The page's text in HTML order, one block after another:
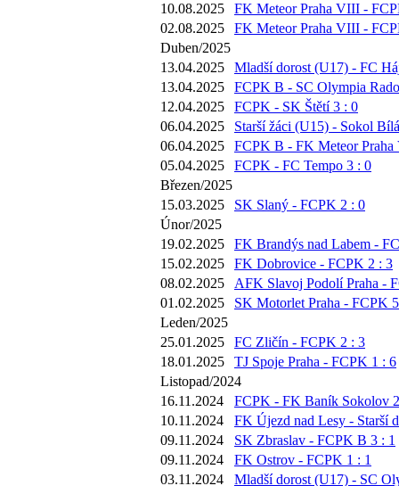
10.08.2025
FK Meteor Praha VIII -
02.08.2025
FK Meteor Praha VIII -
Duben/2025
13.04.2025
Mladší dorost (U17) - FC
13.04.2025
FCPK B - SC Olympia
12.04.2025
FCPK - SK Štětí 3 : 0
06.04.2025
Starší žáci (U15) - Sokol
06.04.2025
FCPK B - FK Meteor
05.04.2025
FCPK - FC Tempo 3 : 0
Březen/2025
15.03.2025
SK Slaný - FCPK 2 : 0
Únor/2025
19.02.2025
FK Brandýs nad Labem -
15.02.2025
FK Dobrovice - FCPK 2 : 3
08.02.2025
AFK Slavoj Podolí Praha -
01.02.2025
SK Motorlet Praha - FCPK
Leden/2025
25.01.2025
FC Zličín - FCPK 2 : 3
18.01.2025
TJ Spoje Praha - FCPK 1 : 6
Listopad/2024
16.11.2024
FCPK - FK Baník Sokolov
10.11.2024
FK Újezd nad Lesy - Starší
09.11.2024
SK Zbraslav - FCPK B 3 : 1
09.11.2024
FK Ostrov - FCPK 1 : 1
03.11.2024
Mladší dorost (U17) - SC